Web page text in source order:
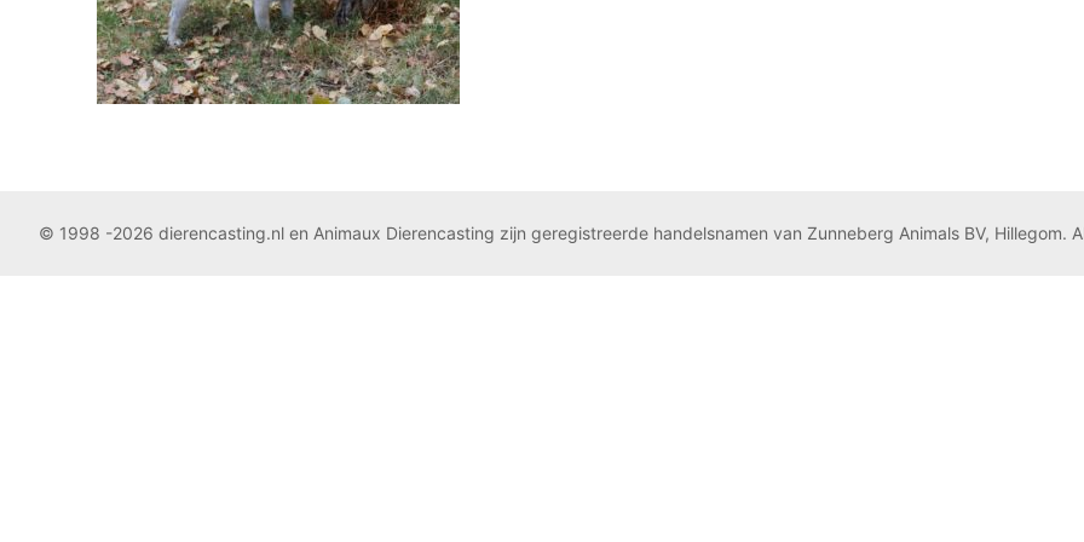
© 1998 -2026 dierencasting.nl en Animaux Dierencasting zijn geregistreerde handelsnamen van Zunneberg Animals BV, Hillegom.